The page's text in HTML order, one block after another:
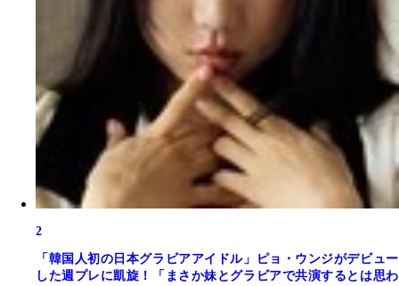
2
「韓国人初の日本グラビアアイドル」ピョ・ウンジがデビュー
した週プレに凱旋！「まさか妹とグラビアで共演するとは思わ